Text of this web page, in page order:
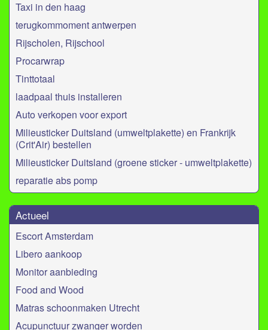
Taxi in den haag
terugkommoment antwerpen
Rijscholen, Rijschool
Procarwrap
Tinttotaal
laadpaal thuis installeren
Auto verkopen voor export
Milieusticker Duitsland (umweltplakette) en Frankrijk
(Crit'Air) bestellen
Milieusticker Duitsland (groene sticker - umweltplakette)
reparatie abs pomp
Actueel
Escort Amsterdam
Libero aankoop
Monitor aanbieding
Food and Wood
Matras schoonmaken Utrecht
Acupunctuur zwanger worden